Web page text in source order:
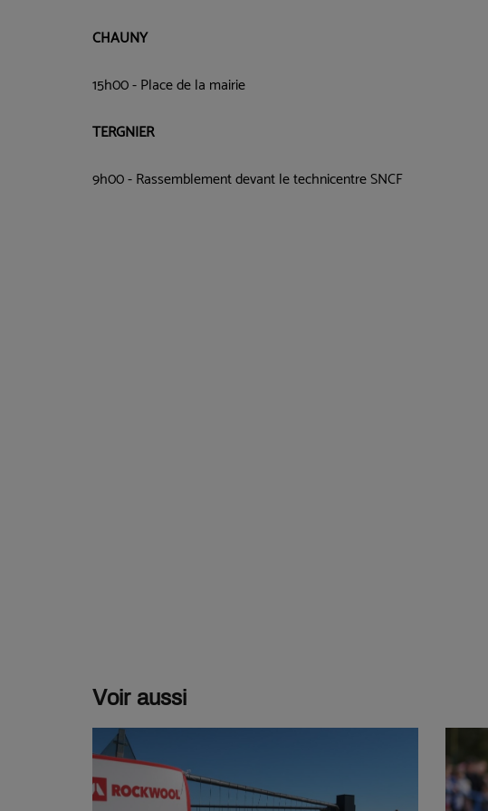
CHAUNY
15h00 - Place de la mairie
TERGNIER
9h00 - Rassemblement devant le technicentre SNCF
Voir aussi